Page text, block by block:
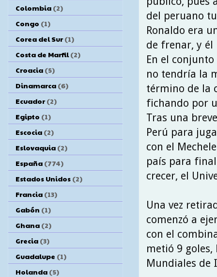
del peruano
Ronaldo era
de frenar, y él
En el
no tendría la
término de la
fichando por
Tras una
Perú para
con el
país para
crecer, el
Una vez
comenzó a
con el
metió 9
Mundiales de
Colombia (2)
Congo (1)
Corea del Sur (1)
Costa de Marfil (2)
Croacia (5)
Dinamarca (6)
Ecuador (2)
Egipto (1)
Escocia (2)
Eslovaquia (2)
España (774)
Estados Unidos (2)
Francia (13)
Gabón (1)
Ghana (2)
Grecia (3)
Guadalupe (1)
Holanda (5)